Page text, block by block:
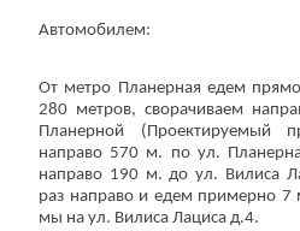
мессенджер)
Ваше имя:*
Автомобилем:
От метро Планерная едем
280 метров, сворачиваем
Планерной
направо 570 м. по ул.
направо 190 м. до ул. Вилиса
раз направо и едем примерно
мы на ул. Вилиса Лациса д.4.